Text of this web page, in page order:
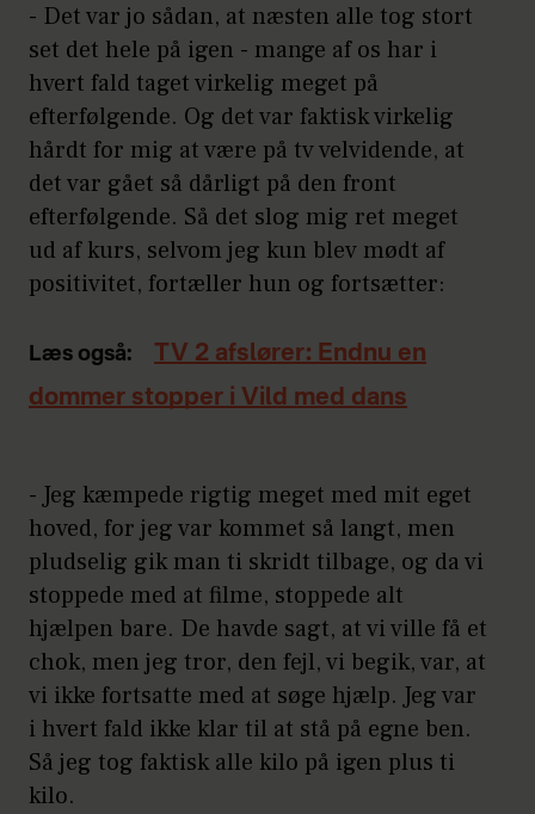
- Det var jo sådan, at næsten alle tog stort
set det hele på igen - mange af os har i
hvert fald taget virkelig meget på
efterfølgende. Og det var faktisk virkelig
hårdt for mig at være på tv velvidende, at
det var gået så dårligt på den front
efterfølgende. Så det slog mig ret meget
ud af kurs, selvom jeg kun blev mødt af
positivitet, fortæller hun og fortsætter:
Læs også:
TV 2 afslører: Endnu en
dommer stopper i Vild med dans
- Jeg kæmpede rigtig meget med mit eget
hoved, for jeg var kommet så langt, men
pludselig gik man ti skridt tilbage, og da vi
stoppede med at filme, stoppede alt
hjælpen bare. De havde sagt, at vi ville få et
chok, men jeg tror, den fejl, vi begik, var, at
vi ikke fortsatte med at søge hjælp. Jeg var
i hvert fald ikke klar til at stå på egne ben.
Så jeg tog faktisk alle kilo på igen plus ti
kilo.